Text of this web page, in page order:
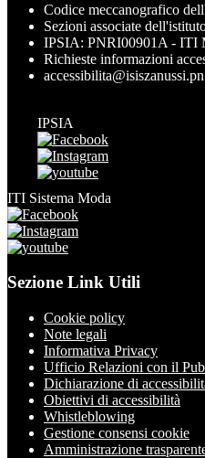
Codice meccanografico
Sezioni associate
IPSIA: PNRI00901A - ITI
Richieste informazioni
IPSIA
ITI Sistema Moda
Sezione Link Utili
Cookie policy
Note legali
Informativa Privacy
Ufficio Relazioni con il
Dichiarazione di
Obiettivi di accessibilità
Whistleblowing
Gestione consensi cookie
Amministrazione